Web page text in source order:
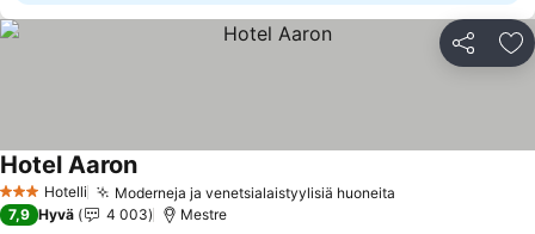
Jaa
3 Tähtiluokitus
Hotelli Moderneja ja venetsialaistyylisiä huoneita
Hotel AaronKatso hinnat
7,9 Hyvä 4 003 Mestre